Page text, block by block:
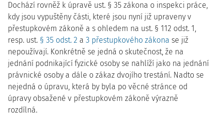
Dochází rovněž k úpravě ust. § 35 zákona o inspekci práce,
kdy jsou vypuštěny části, které jsou nyní již upraveny v
přestupkovém zákoně a s ohledem na ust. § 112 odst. 1,
resp. ust. § 35 odst. 2 a 3 přestupkového zákona se již
nepoužívají. Konkrétně se jedná o skutečnost, že na
jednání podnikající fyzické osoby se nahlíží jako na jednání
právnické osoby a dále o zákaz dvojího trestání. Nadto se
nejedná o úpravu, která by byla po věcné stránce od
úpravy obsažené v přestupkovém zákoně výrazně
rozdílná.